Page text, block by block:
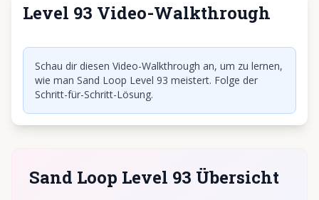
Level 93 Video-Walkthrough
Klicken, um Video abzuspielen
Schau dir diesen Video-Walkthrough an, um zu lernen,
wie man Sand Loop Level 93 meistert. Folge der
Schritt-für-Schritt-Lösung.
Sand Loop Level 93 Übersicht